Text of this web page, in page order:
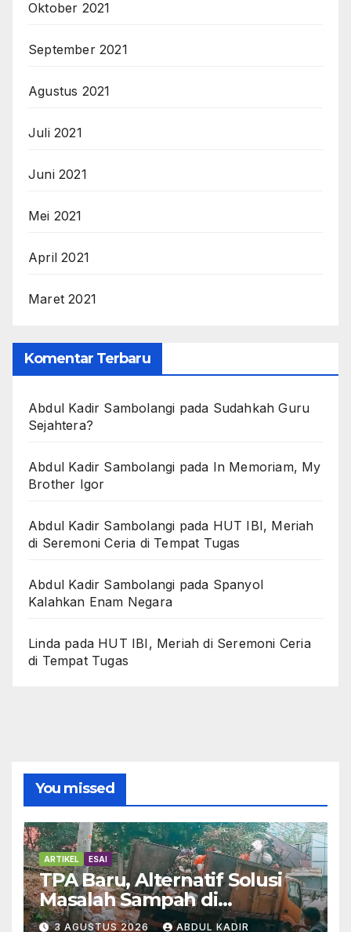
Oktober 2021
September 2021
Agustus 2021
Juli 2021
Juni 2021
Mei 2021
April 2021
Maret 2021
Komentar Terbaru
Abdul Kadir Sambolangi pada Sudahkah Guru
Sejahtera?
Abdul Kadir Sambolangi pada In Memoriam, My
Brother Igor
Abdul Kadir Sambolangi pada HUT IBI, Meriah
di Seremoni Ceria di Tempat Tugas
Abdul Kadir Sambolangi pada Spanyol
Kalahkan Enam Negara
Linda pada HUT IBI, Meriah di Seremoni Ceria
di Tempat Tugas
You missed
ARTIKEL ESAI
TPA Baru, Alternatif Solusi
Masalah Sampah di
Enrekang
3 AGUSTUS 2026 ABDUL KADIR